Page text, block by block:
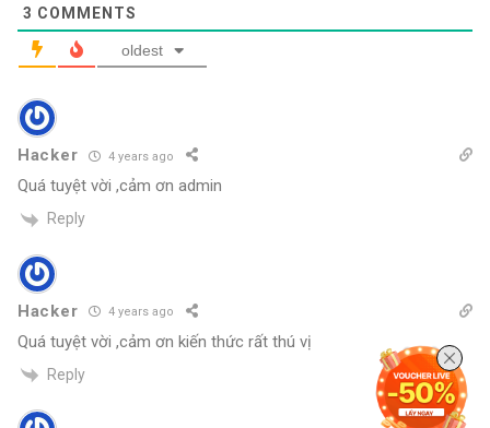
3 COMMENTS
oldest
Hacker 4 years ago
Quá tuyệt vời ,cảm ơn admin
Reply
Hacker 4 years ago
Quá tuyệt vời ,cảm ơn kiến thức rất thú vị
Reply